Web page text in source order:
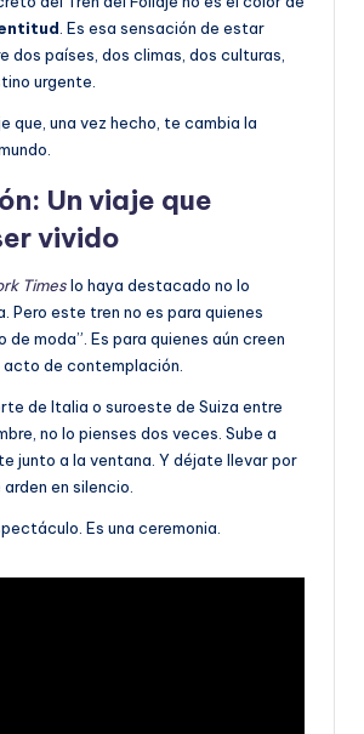
. Es esa sensación de estar
dos países, dos climas, dos culturas,
urgente.
que, una vez hecho, te cambia la
Un viaje que
vivido
Timeslo haya destacado no lo
Pero este tren no es para quienes
de moda”. Es para quienes aún creen
de contemplación.
de Italia o suroeste de Suiza entre
no lo pienses dos veces. Sube a
junto a la ventana. Y déjate llevar por
en silencio.
Es una ceremonia.